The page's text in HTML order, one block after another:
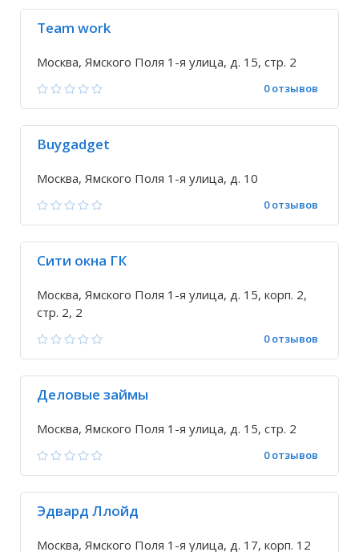
Team work
Москва, Ямского Поля 1-я улица, д. 15, стр. 2
0 отзывов
Buygadget
Москва, Ямского Поля 1-я улица, д. 10
0 отзывов
Сити окна ГК
Москва, Ямского Поля 1-я улица, д. 15, корп. 2,
стр. 2, 2
0 отзывов
Деловые займы
Москва, Ямского Поля 1-я улица, д. 15, стр. 2
0 отзывов
Эдвард Ллойд
Москва, Ямского Поля 1-я улица, д. 17, корп. 12